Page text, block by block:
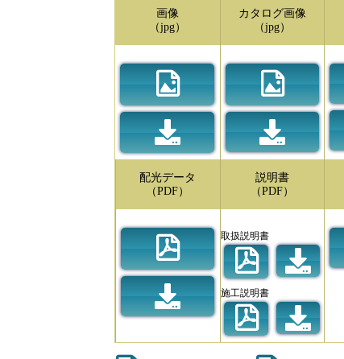
画像
（jpg）
カタログ画像
（jpg）
配光データ
（PDF）
説明書
（PDF）
取扱説明書
施工説明書